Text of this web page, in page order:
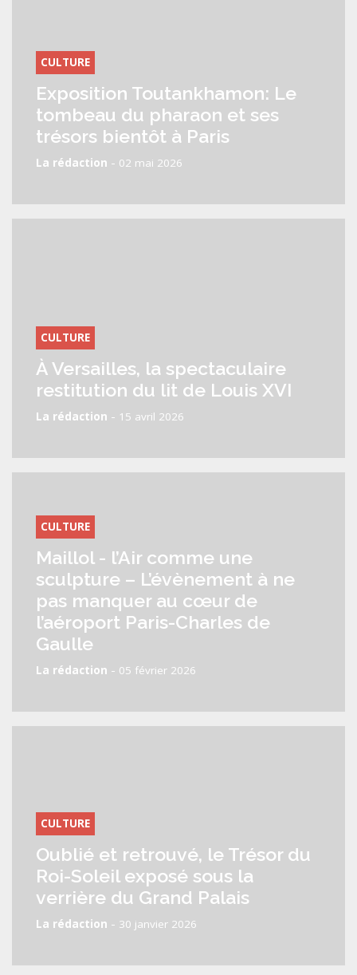
CULTURE
Exposition Toutankhamon: Le
tombeau du pharaon et ses
trésors bientôt à Paris
La rédaction - 02 mai 2026
CULTURE
À Versailles, la spectaculaire
restitution du lit de Louis XVI
La rédaction - 15 avril 2026
CULTURE
Maillol - l’Air comme une
sculpture – L’évènement à ne
pas manquer au cœur de
l’aéroport Paris-Charles de
Gaulle
La rédaction - 05 février 2026
CULTURE
Oublié et retrouvé, le Trésor du
Roi-Soleil exposé sous la
verrière du Grand Palais
La rédaction - 30 janvier 2026